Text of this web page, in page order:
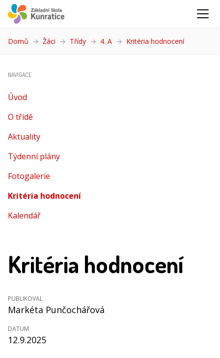
Domů Žáci Třídy 4. A Kritéria hodnocení(aktuální)
NAVIGACE
Úvod
O třídě
Aktuality
Týdenní plány
Fotogalerie
Kritéria hodnocení
Kalendář
Kritéria hodnocení
PUBLIKOVAL
Markéta Punčochářová
DATUM
12.9.2025